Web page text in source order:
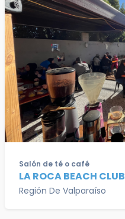
Salón de té o café
LA ROCA BEACH CLUB
Región De Valparaíso